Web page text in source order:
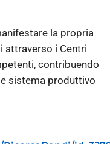
la propria
attraverso i Centri
contribuendo
sistema produttivo